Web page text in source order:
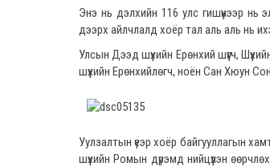
Энэ нь дэлхийн 116 улс гишүүнээр нь
дээрх айлчлалд хоёр тал аль аль нь
Улсын Дээд шүүхийн Ерөнхий шүүгч,
шүүхийн Ерөнхийлөгч, ноён Сан Хюун
Уулзалтын үеэр хоёр байгууллагын
шүүхийн Ромын дүрэмд нийцүүлэн